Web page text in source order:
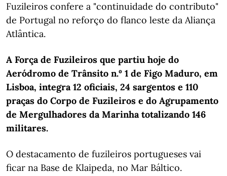
Fuzileiros confere a "continuidade do contributo"
de Portugal no reforço do flanco leste da Aliança
Atlântica.
A Força de Fuzileiros que partiu hoje do
Aeródromo de Trânsito n.º 1 de Figo Maduro, em
Lisboa, integra 12 oficiais, 24 sargentos e 110
praças do Corpo de Fuzileiros e do Agrupamento
de Mergulhadores da Marinha totalizando 146
militares.
O destacamento de fuzileiros portugueses vai
ficar na Base de Klaipeda, no Mar Báltico.